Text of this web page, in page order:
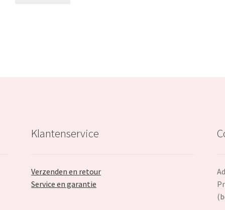
Klantenservice
Verzenden en retour
Service en garantie